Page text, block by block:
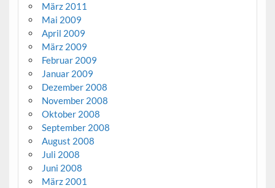
März 2011
Mai 2009
April 2009
März 2009
Februar 2009
Januar 2009
Dezember 2008
November 2008
Oktober 2008
September 2008
August 2008
Juli 2008
Juni 2008
März 2001